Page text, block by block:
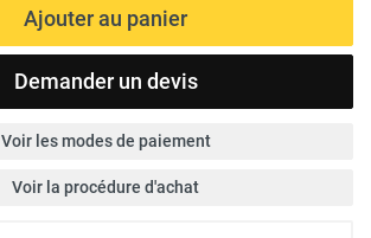
Ajouter au panier
Demander un devis
Voir les modes de paiement
Voir la procédure d'achat